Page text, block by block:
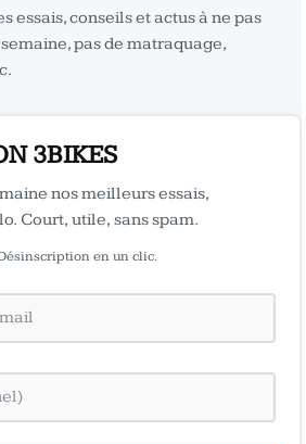
essais, conseils et actus à ne pas
pas de matraquage,
3BIKES
nos meilleurs essais,
Court, utile, sans spam.
en un clic.